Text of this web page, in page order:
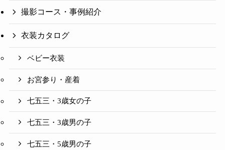
撮影コース・事例紹介
衣装カタログ
ベビー衣装
お宮参り・産着
七五三・3歳女の子
七五三・3歳男の子
七五三・5歳男の子